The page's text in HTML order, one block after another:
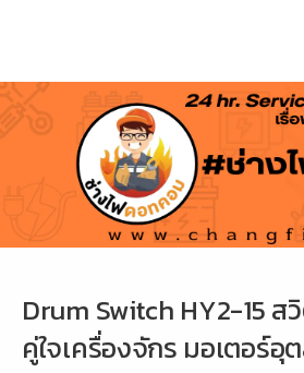
ยัง
เนื้อหา
Drum Switch HY2-15 ส
คู่ใจเครื่องจักร มอเตอร์อุ